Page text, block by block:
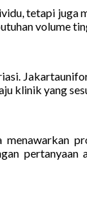
tetapi juga
volume
klinik yang